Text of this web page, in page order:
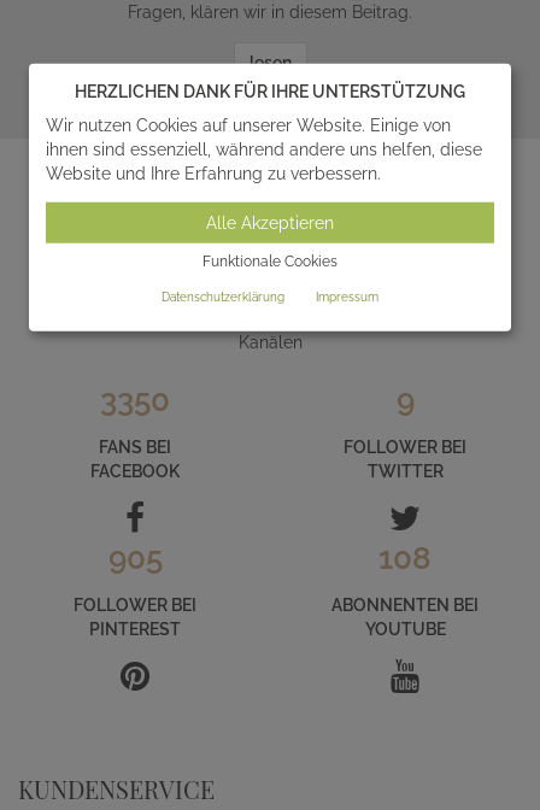
Fragen, klären wir in diesem Beitrag.
lesen
zum Ratgeber
LERNEN SIE SERAFINUM IM INTERNET
Kanälen
3350
FANS BEI
FACEBOOK
9
FOLLOWER BEI
TWITTER
905
FOLLOWER BEI
PINTEREST
108
ABONNENTEN BEI
YOUTUBE
KUNDENSERVICE
HERZLICHEN DANK FÜR IHRE UNTERSTÜTZUNG
Wir nutzen Cookies auf unserer Website. Einige von
ihnen sind essenziell, während andere uns helfen, diese
Website und Ihre Erfahrung zu verbessern.
Alle Akzeptieren
Funktionale Cookies
Datenschutzerklärung Impressum